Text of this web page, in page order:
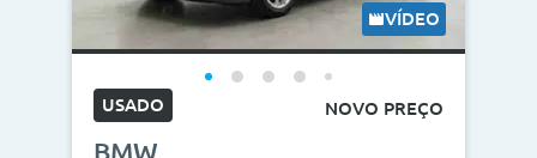
VÍDEO
USADO NOVO PREÇO
BMW